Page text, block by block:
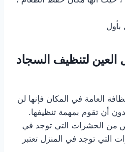
لتنظيف السجاد
العامة في المكان فإنها لن
أن تقوم بمهمة تنظيفها.
من الحشرات التي توجد في
التي توجد في المنزل تعتبر